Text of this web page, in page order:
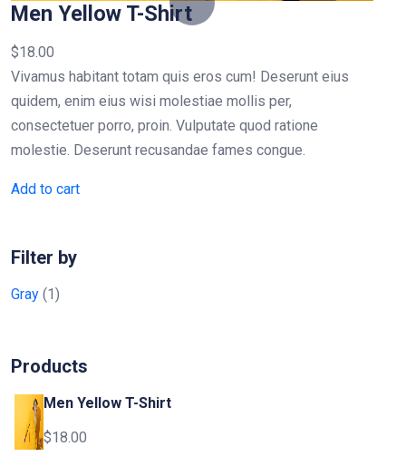
Men Yellow T-Shirt
$18.00
Vivamus habitant totam quis eros cum! Deserunt eius
quidem, enim eius wisi molestiae mollis per,
consectetuer porro, proin. Vulputate quod ratione
molestie. Deserunt recusandae fames congue.
Add to cart
Filter by
Gray (1)
Products
Men Yellow T-Shirt
$18.00